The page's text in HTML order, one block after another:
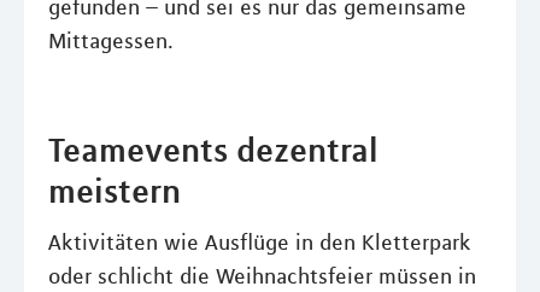
gefunden – und sei es nur das gemeinsame
Mittagessen.
Teamevents dezentral
meistern
Aktivitäten wie Ausflüge in den Kletterpark
oder schlicht die Weihnachtsfeier müssen in